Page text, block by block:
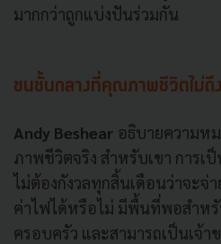
มากกว่าถูกแบ่งปันร่วมกัน
ชนชั้นกลางที่คุณภาพชีวิตไม่ถึง
Andy Beshear อธิบายความห
ภาพชีวิตจริง สำหรับเขา การเ
ไม่ต้องกังวลทุกสิ้นเดือนว่าจะจ่
ค่าไฟได้หรือไม่ มีพื้นที่พอสำห
ครอบครัว และสามารถเป็นเจ้